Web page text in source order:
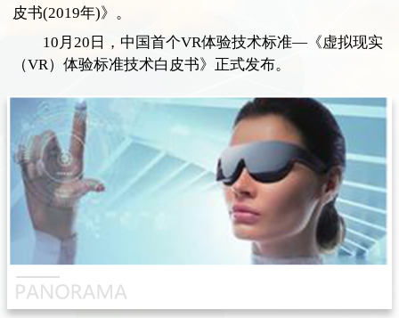
皮书(2019年)》。
10月20日，中国首个VR体验技术标准—《虚拟现实
（VR）体验标准技术白皮书》正式发布。